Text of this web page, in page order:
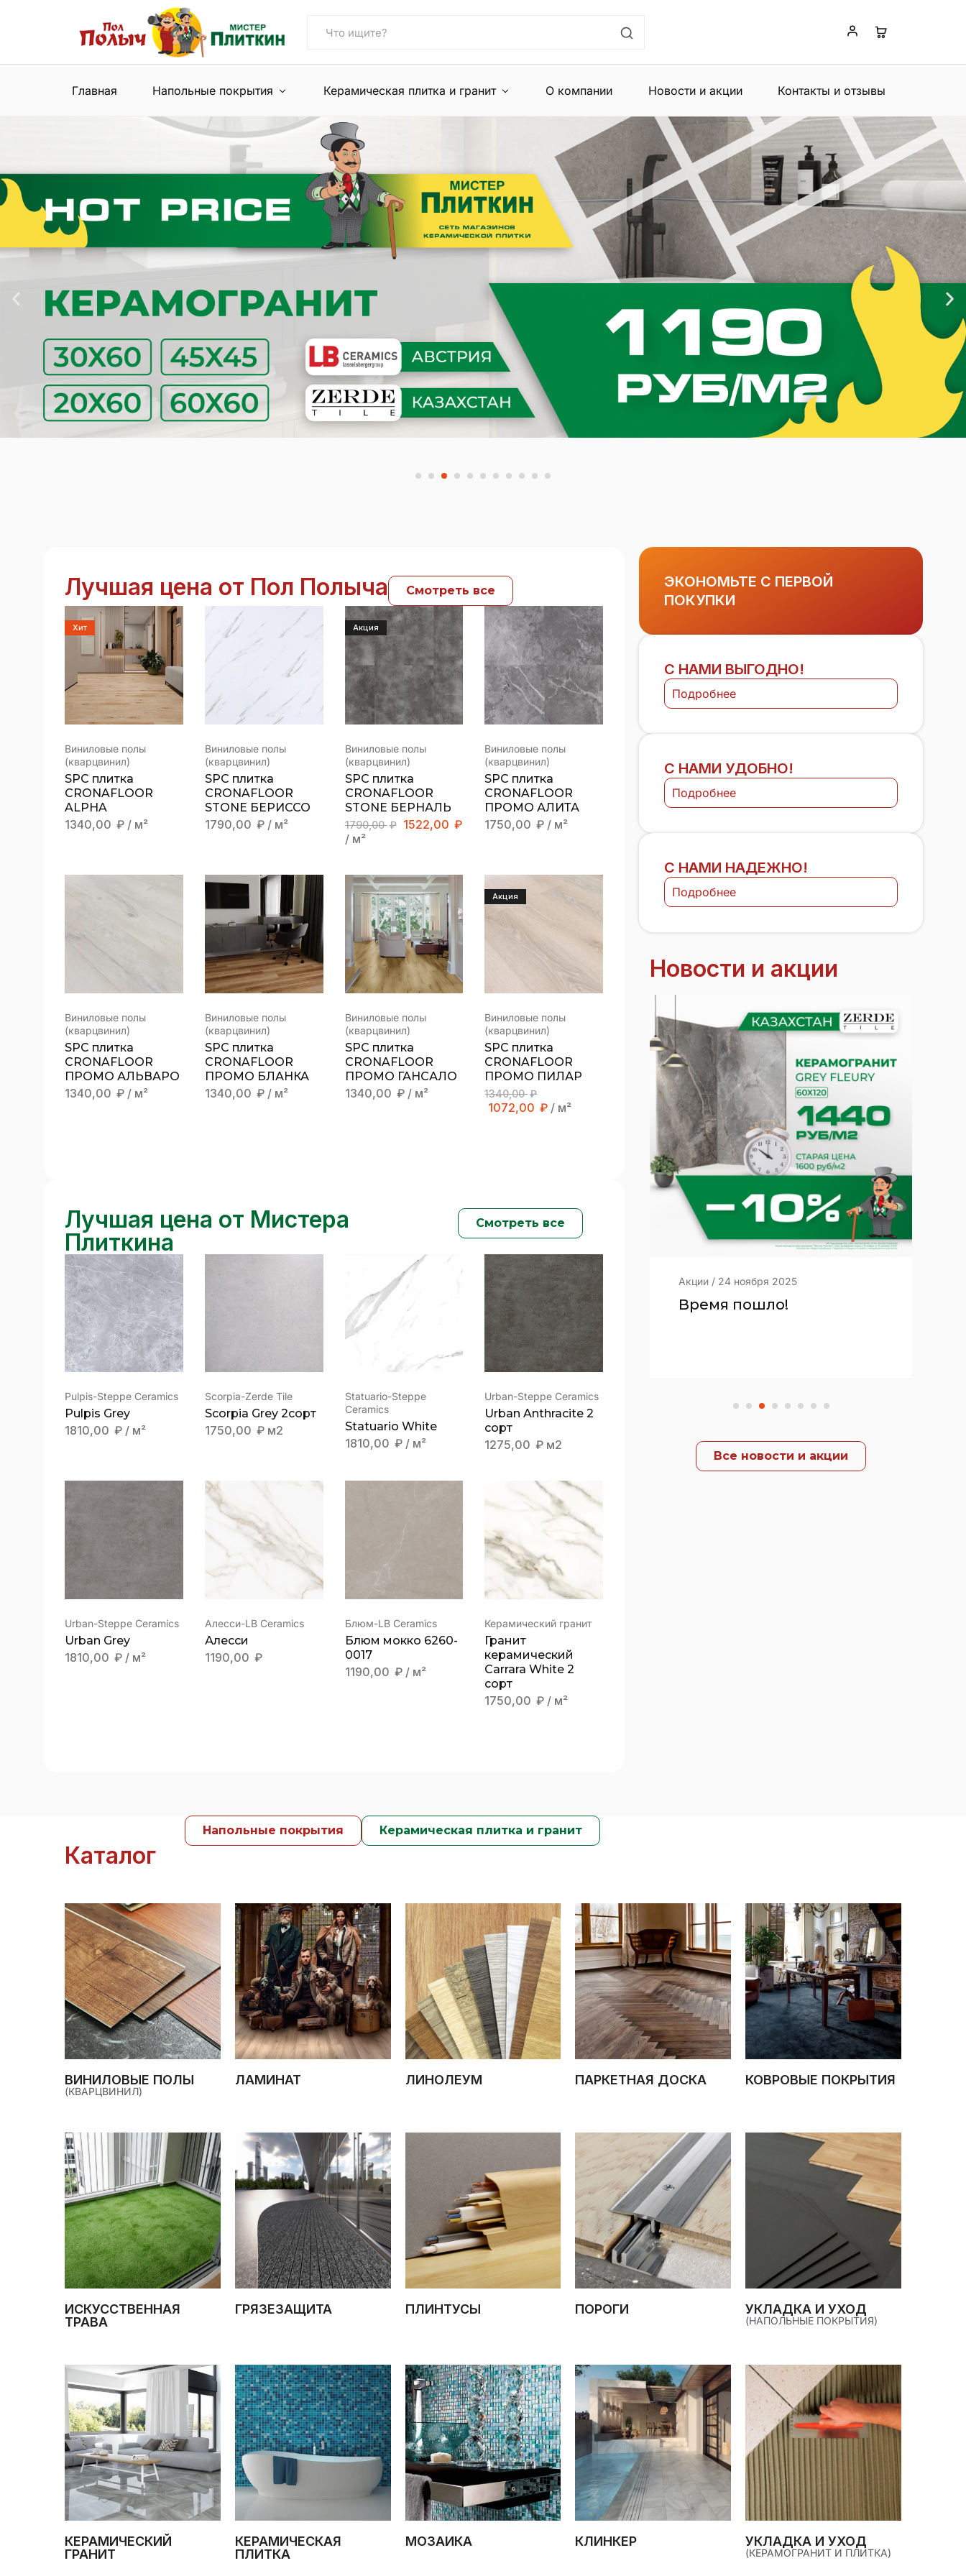
Пол
Полыч
Плиткин
Сеть
магазинов
и
керамической
Главная Напольные покрытия Керамическая плитка и гранит О компании Новости и акции Контакты и отзывы
Лучшая цена от Пол Полыча Смотреть все
Хит
Виниловые полы
(кварцвинил)
SPC плитка
CRONAFLOOR
ALPHA
1340,00 ₽ / м²
Виниловые полы
(кварцвинил)
SPC плитка
CRONAFLOOR
STONE БЕРИССО
1790,00 ₽ / м²
Акция
Виниловые полы
(кварцвинил)
SPC плитка
CRONAFLOOR
STONE БЕРНАЛЬ
1790,00₽ 1522,00 ₽
/ м²
Виниловые полы
(кварцвинил)
SPC плитка
CRONAFLOOR
ПРОМО АЛИТА
1750,00 ₽ / м²
Виниловые полы
(кварцвинил)
SPC плитка
CRONAFLOOR
ПРОМО АЛЬВАРО
1340,00 ₽ / м²
Виниловые полы
(кварцвинил)
SPC плитка
CRONAFLOOR
ПРОМО БЛАНКА
1340,00 ₽ / м²
Виниловые полы
(кварцвинил)
SPC плитка
CRONAFLOOR
ПРОМО ГАНСАЛО
1340,00 ₽ / м²
Акция
Виниловые полы
(кварцвинил)
SPC плитка
CRONAFLOOR
ПРОМО ПИЛАР
1340,00₽
1072,00 ₽ / м²
Лучшая цена от Мистера
Плиткина
Смотреть все
Pulpis-Steppe Ceramics
Pulpis Grey
1810,00 ₽ / м²
Scorpia-Zerde Tile
Scorpia Grey 2сорт
1750,00 ₽ м2
Statuario-Steppe
Ceramics
Statuario White
1810,00 ₽ / м²
Urban-Steppe Ceramics
Urban Anthracite 2
сорт
1275,00 ₽ м2
Urban-Steppe Ceramics
Urban Grey
1810,00 ₽ / м²
Алесси-LB Ceramics
Алесси
1190,00 ₽
Блюм-LB Ceramics
Блюм мокко 6260-
0017
1190,00 ₽ / м²
Керамический гранит
Гранит
керамический
Carrara White 2
сорт
1750,00 ₽ / м²
ЭКОНОМЬТЕ С ПЕРВОЙ
ПОКУПКИ
С НАМИ ВЫГОДНО!
Подробнее
С НАМИ УДОБНО!
Подробнее
С НАМИ НАДЕЖНО!
Подробнее
Новости и акции
Новости/ 20 декабря 2025
КОГДА НУЖЕН
КЕРАМОГРАНИТ “ЗДЕСЬ И
СЕЙЧАС”
Новости 26 ноября 2025 Акции / 24 ноября 2025
Время пошло!
Все новости и акции
Каталог
Напольные покрытия Керамическая плитка и гранит
ВИНИЛОВЫЕ ПОЛЫ
(КВАРЦВИНИЛ)
ЛАМИНАТ ЛИНОЛЕУМ ПАРКЕТНАЯ ДОСКА КОВРОВЫЕ ПОКРЫТИЯ
ИСКУССТВЕННАЯ
ТРАВА
ГРЯЗЕЗАЩИТА ПЛИНТУСЫ ПОРОГИ УКЛАДКА И УХОД
(НАПОЛЬНЫЕ ПОКРЫТИЯ)
КЕРАМИЧЕСКИЙ
ГРАНИТ
КЕРАМИЧЕСКАЯ
ПЛИТКА
МОЗАИКА КЛИНКЕР УКЛАДКА И УХОД
(КЕРАМОГРАНИТ И ПЛИТКА)